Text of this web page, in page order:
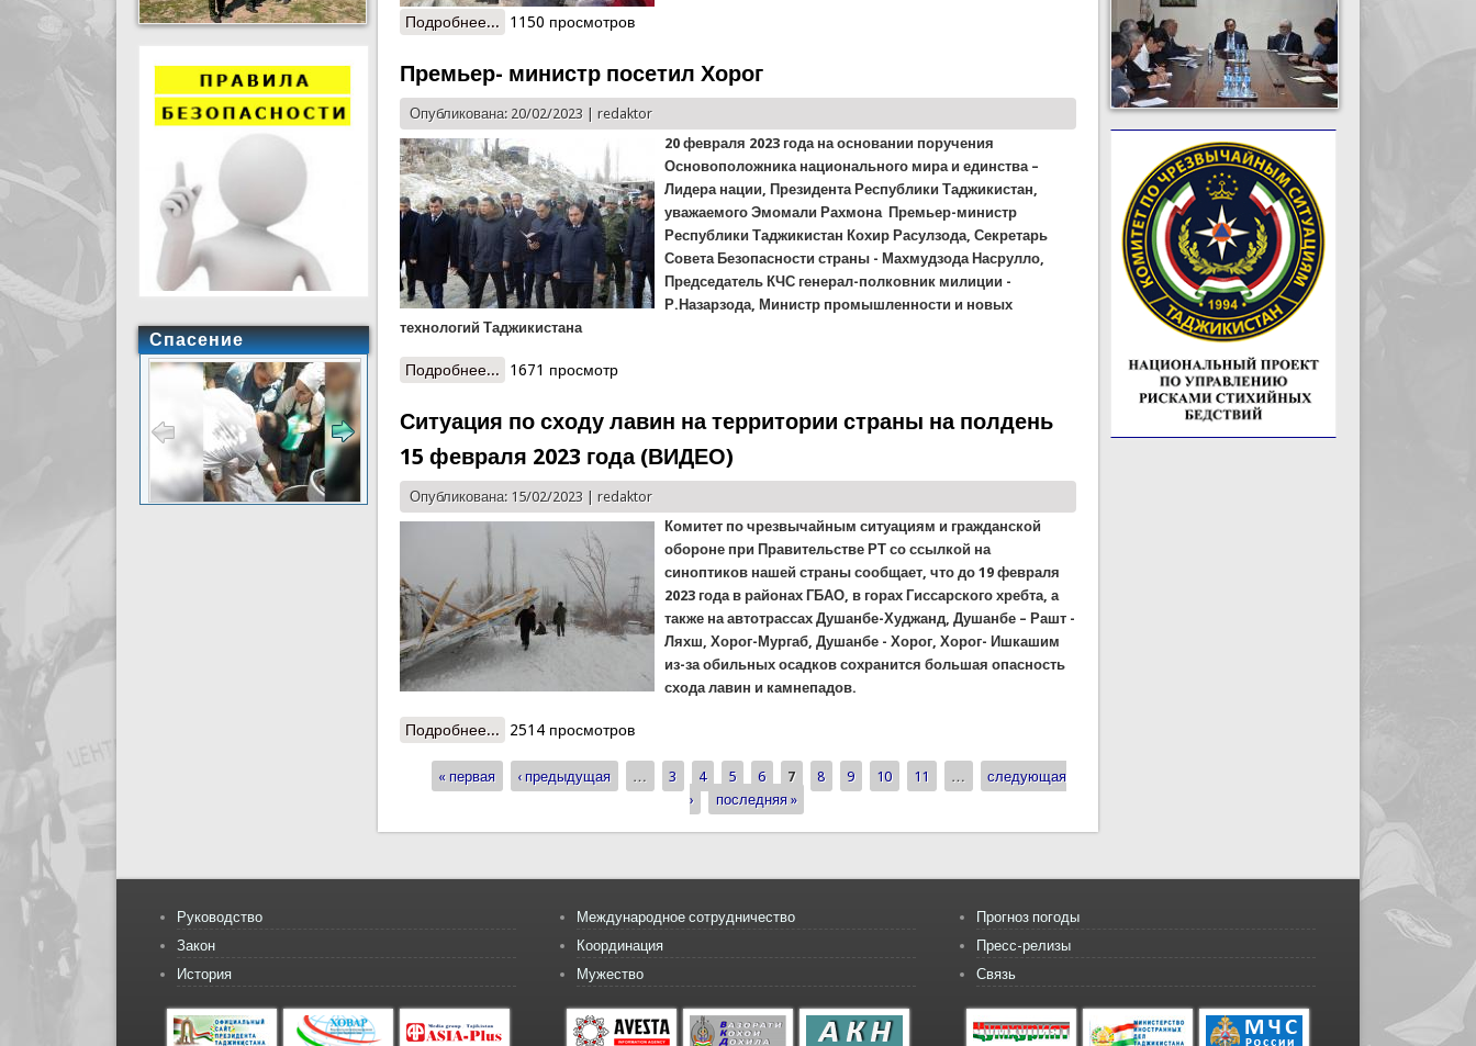
Подробнее... о В ГБАО раздали гуманитарную помощь пострадавшим семьям
1150 просмотров
Премьер- министр посетил Хорог
Опубликована: 20/02/2023 |redaktor
20 февраля 2023 года на основании поручения
Основоположника национального мира и единства –
Лидера нации, Президента Республики Таджикистан,
уважаемого Эмомали Рахмона Премьер-министр
Республики Таджикистан Кохир Расулзода, Секретарь
Совета Безопасности страны - Махмудзода Насрулло,
Председатель КЧС генерал-полковник милиции -
Р.Назарзода, Министр промышленности и новых
технологий Таджикистана
Подробнее... о Премьер- министр посетил Хорог
1671 просмотр
Ситуация по сходу лавин на территории страны на полдень
15 февраля 2023 года (ВИДЕО)
Опубликована: 15/02/2023 |redaktor
Комитет по чрезвычайным ситуациям и гражданской
обороне при Правительстве РТ со ссылкой на
синоптиков нашей страны сообщает, что до 19 февраля
2023 года в районах ГБАО, в горах Гиссарского хребта, а
также на автотрассах Душанбе-Худжанд, Душанбе – Рашт -
Ляхш, Хорог-Мургаб, Душанбе - Хорог, Хорог- Ишкашим
из-за обильных осадков сохранится большая опасность
схода лавин и камнепадов.
Подробнее... о Ситуация по сходу лавин на территории страны на полдень 15 февраля 2023 года (ВИДЕО)
2514 просмотров
Страницы
« первая ‹ предыдущая … 3 4 5 6 7 8 9 10 11 …
следующая
›
последняя »
Спасение
Руководство
Закон
История
Международное сотрудничество
Координация
Мужество
Прогноз погоды
Пресс-релизы
Связь